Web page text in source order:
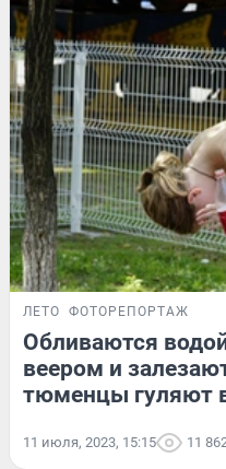
ЛЕТО ФОТОРЕПОРТАЖ
Обливаются
веером и
тюменцы гуляют
11 июля, 2023, 15:15 11